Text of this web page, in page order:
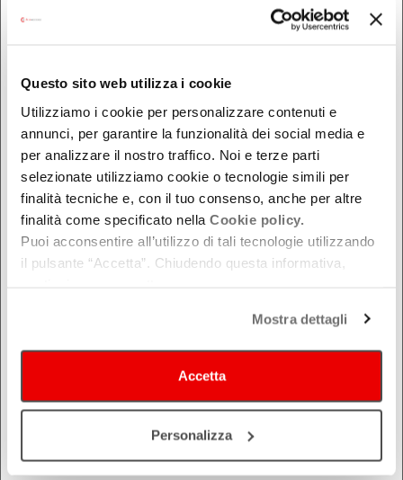
Questo sito web utilizza i cookie
Utilizziamo i cookie per personalizzare contenuti e
annunci, per garantire la funzionalità dei social media e
per analizzare il nostro traffico. Noi e terze parti
selezionate utilizziamo cookie o tecnologie simili per
finalità tecniche e, con il tuo consenso, anche per altre
finalità come specificato nella Cookie policy.
Puoi acconsentire all’utilizzo di tali tecnologie utilizzando
il pulsante “Accetta”. Chiudendo questa informativa,
Mostra dettagli
Accetta
Personalizza
DOVE
Bologna
Ferrara
Forlì-Cesena
Modena
Parma
Rimini